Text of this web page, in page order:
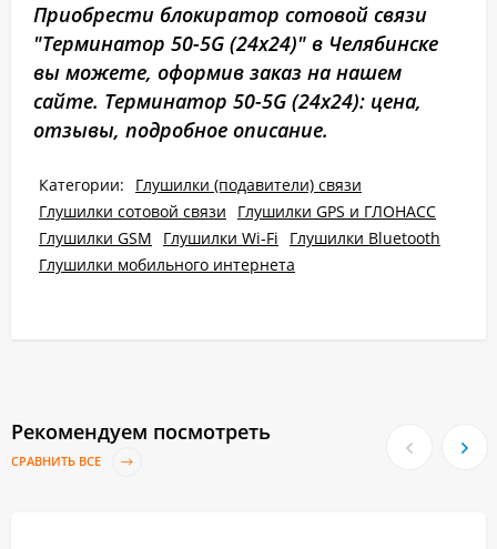
Приобрести блокиратор сотовой связи
"Терминатор 50-5G (24х24)" в Челябинске
вы можете, оформив заказ на нашем
сайте. Терминатор 50-5G (24х24): цена,
отзывы, подробное описание.
Категории:
Глушилки (подавители) связи
Глушилки сотовой связи
Глушилки GPS и ГЛОНАСС
Глушилки GSM
Глушилки Wi-Fi
Глушилки Bluetooth
Глушилки мобильного интернета
Рекомендуем посмотреть
СРАВНИТЬ ВСЕ